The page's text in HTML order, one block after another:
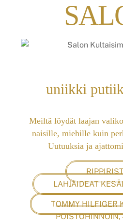
uniikki
Meiltä löydät laajan
naisille, miehille kuin
Uutuuksia ja
LAHJAIDEAT
TOMMY HILFIGER
POISTOHINNOIN,